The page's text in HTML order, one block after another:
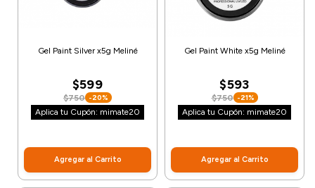
Gel Paint Silver x5g Meliné
$599
$750 -20%
Aplica tu Cupón: mimate20
Agregar al Carrito
Gel Paint White x5g Meliné
$593
$750 -21%
Aplica tu Cupón: mimate20
Agregar al Carrito